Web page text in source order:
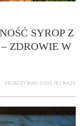
SYROP Z
ZDROWIE W
PRZECZYTANO 1 005 782 RAZY